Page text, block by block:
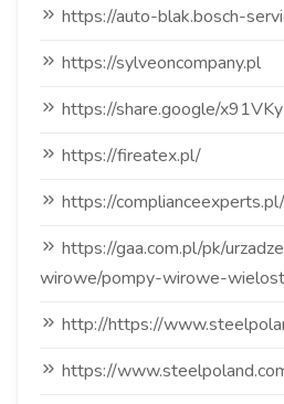
https://auto-blak.bosch-
https://sylveoncompany.pl
https://share.google/
https://fireatex.pl/
https://complianceexperts.pl/
https://gaa.com.pl/pk/
wirowe/pompy-wirowe-
http://https://
https://